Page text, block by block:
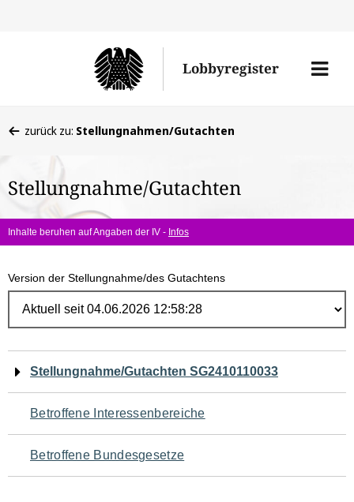
Lobbyregister
Menü
befinden
hier:
zurück zu: Stellungnahmen/Gutachten
Stellungnahme/Gutachten
Inhalte beruhen auf Angaben der IV - Infos
Version der Stellungnahme/des Gutachtens
Navigation
für
den
Seiteninhalt
Stellungnahme/Gutachten SG2410110033
Betroffene Interessenbereiche
Betroffene Bundesgesetze